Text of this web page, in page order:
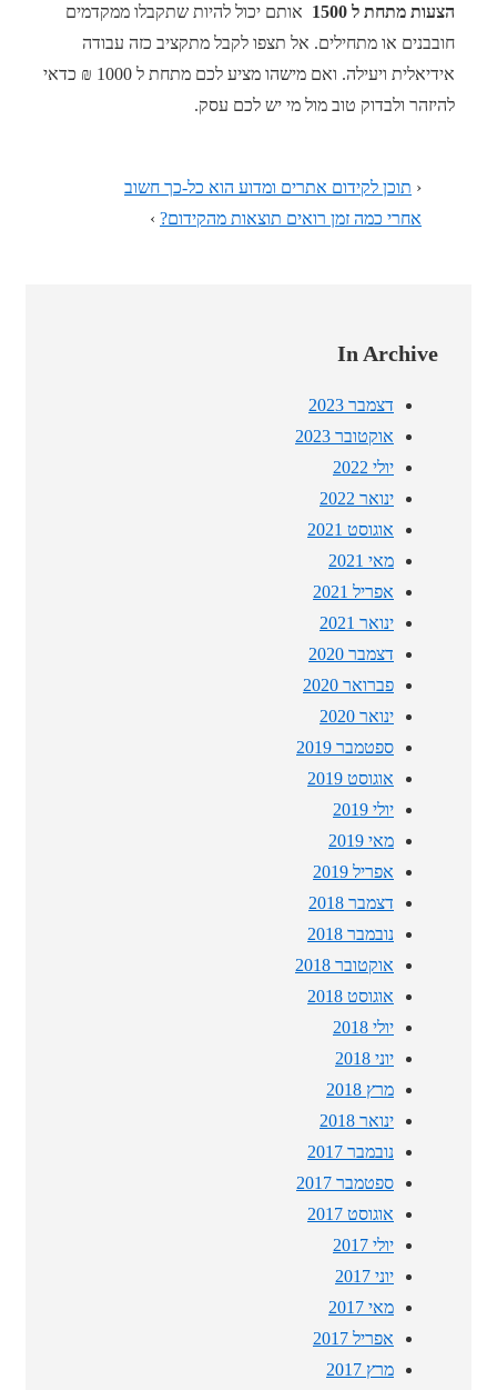
הצעות מתחת ל 1500
אותם יכול להיות שתקבלו ממקדמים
חובבנים או מתחילים. אל תצפו לקבל מתקציב כזה עבודה
אידיאלית ויעילה. ואם מישהו מציע לכם מתחת ל 1000 ₪ כדאי
להיזהר ולבדוק טוב מול מי יש לכם עסק.
‹תוכן לקידום אתרים ומדוע הוא כל-כך חשוב
אחרי כמה זמן רואים תוצאות מהקידום?›
In Archive
דצמבר 2023
אוקטובר 2023
יולי 2022
ינואר 2022
אוגוסט 2021
מאי 2021
אפריל 2021
ינואר 2021
דצמבר 2020
פברואר 2020
ינואר 2020
ספטמבר 2019
אוגוסט 2019
יולי 2019
מאי 2019
אפריל 2019
דצמבר 2018
נובמבר 2018
אוקטובר 2018
אוגוסט 2018
יולי 2018
יוני 2018
מרץ 2018
ינואר 2018
נובמבר 2017
ספטמבר 2017
אוגוסט 2017
יולי 2017
יוני 2017
מאי 2017
אפריל 2017
מרץ 2017